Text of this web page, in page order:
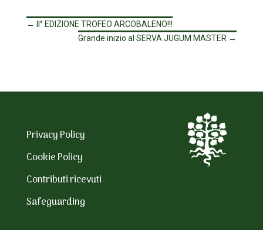
←
II° EDIZIONE TROFEO ARCOBALENO!!!
Grande inizio al SERVA JUGUM MASTER →
Privacy Policy
Cookie Policy
Contributi ricevuti
Safeguarding